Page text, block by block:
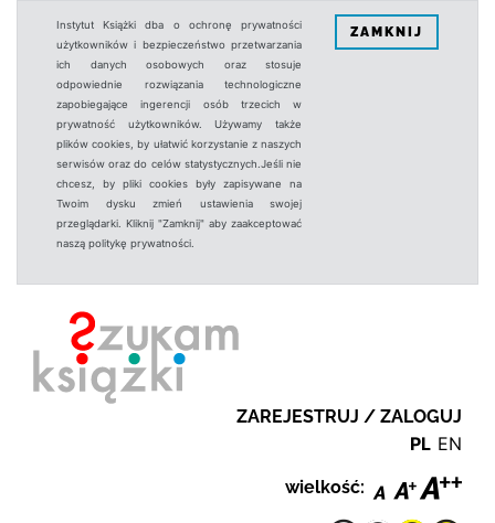
Instytut Książki dba o ochronę prywatności
użytkowników i bezpieczeństwo przetwarzania
ich danych osobowych oraz stosuje
odpowiednie rozwiązania technologiczne
zapobiegające ingerencji osób trzecich w
prywatność użytkowników. Używamy także
plików cookies, by ułatwić korzystanie z naszych
serwisów oraz do celów statystycznych.Jeśli nie
chcesz, by pliki cookies były zapisywane na
Twoim dysku zmień ustawienia swojej
przeglądarki. Kliknij "Zamknij" aby zaakceptować
naszą politykę prywatności.
ZAMKNIJ
ZAREJESTRUJ / ZALOGUJ
PL EN
wielkość: